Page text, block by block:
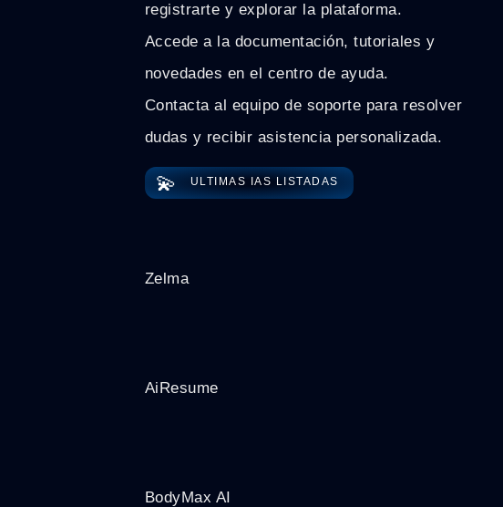
registrarte y explorar la plataforma.
Accede a la documentación, tutoriales y
novedades en el centro de ayuda.
Contacta al equipo de soporte para resolver
dudas y recibir asistencia personalizada.
💫 ULTIMAS IAS LISTADAS
Zelma
AiResume
BodyMax AI